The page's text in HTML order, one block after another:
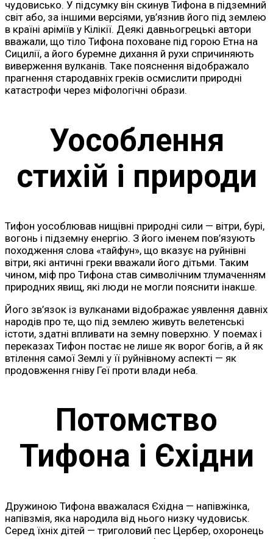
чудовисько. У підсумку він скинув Тифона в підземний
світ або, за іншими версіями, ув’язнив його під землею
в країні аріміїв у Кілікії. Деякі давньогрецькі автори
вважали, що тіло Тифона поховане під горою Етна на
Сицилії, а його буремне дихання й рухи спричиняють
виверження вулканів. Таке пояснення відображало
прагнення стародавніх греків осмислити природні
катастрофи через міфологічні образи.
Уособлення
стихій і природи
Тифон уособлював нищівні природні сили — вітри, бурі,
вогонь і підземну енергію. З його іменем пов’язують
походження слова «тайфун», що вказує на руйнівні
вітри, які античні греки вважали його дітьми. Таким
чином, міф про Тифона став символічним тлумаченням
природних явищ, які люди не могли пояснити інакше.
Його зв’язок із вулканами відображає уявлення давніх
народів про те, що під землею живуть велетенські
істоти, здатні впливати на земну поверхню. У поемах і
переказах Тифон постає не лише як ворог богів, а й як
втілення самої Землі у її руйнівному аспекті — як
продовження гніву Геї проти влади неба.
Потомство
Тифона і Єхідни
Дружиною Тифона вважалася Єхідна — напівжінка,
напівзмія, яка народила від нього низку чудовиськ.
Серед їхніх дітей — триголовий пес Цербер, охоронець